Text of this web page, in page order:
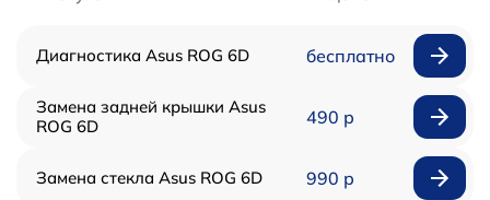
Диагностика Asus ROG 6D бесплатно
Замена задней крышки Asus
ROG 6D
490 р
Замена стекла Asus ROG 6D 990 р